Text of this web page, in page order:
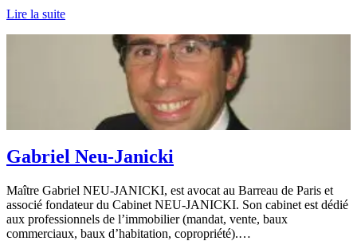
Lire la suite
Gabriel Neu-Janicki
Maître Gabriel NEU-JANICKI, est avocat au Barreau de Paris et
associé fondateur du Cabinet NEU-JANICKI. Son cabinet est dédié
aux professionnels de l’immobilier (mandat, vente, baux
commerciaux, baux d’habitation, copropriété).…